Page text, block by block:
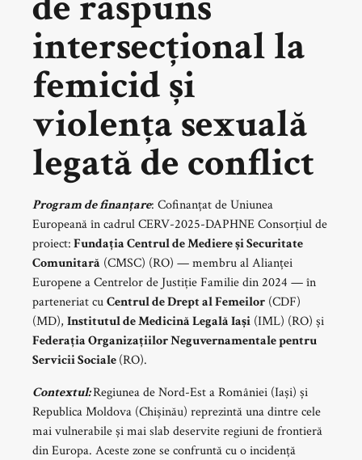
intersecțional la
femicid și
violența sexuală
legată de conflict
Program de finanțare: Cofinanțat de Uniunea
Europeană în cadrul CERV-2025-DAPHNE Consorțiul de
proiect:Fundația Centrul de Mediere și Securitate
Comunitară (CMSC) (RO) — membru al Alianței
Europene a Centrelor de Justiție Familie din 2024 — în
parteneriat cuCentrul de Drept al Femeilor (CDF)
(MD), Institutul de Medicină Legală Iași (IML) (RO) și
Federația Organizațiilor Neguvernamentale pentru
Servicii Sociale(RO).
Contextul:Regiunea de Nord-Est a României (Iași) și
Republica Moldova (Chișinău) reprezintă una dintre cele
mai vulnerabile și mai slab deservite regiuni de frontieră
din Europa. Aceste zone se confruntă cu o incidență